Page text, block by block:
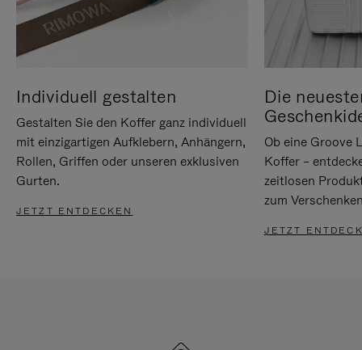
Individuell gestalten
Gestalten Sie den Koffer ganz individuell
mit einzigartigen Aufklebern, Anhängern,
Rollen, Griffen oder unseren exklusiven
Gurten.
JETZT ENTDECKEN
Die
Ob eine Groove
Koffer –
zeitlosen
zum
JETZT